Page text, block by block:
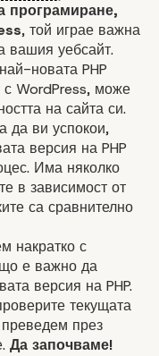
програмиране,
, той играе важна
вашия уебсайт.
новата PHP
с WordPress, може
на сайта си.
да ви успокои,
версия на PHP
Има няколко
в зависимост от
са сравнително
накратко с
е важно да
версия на PHP.
текущата
през
Да започваме!